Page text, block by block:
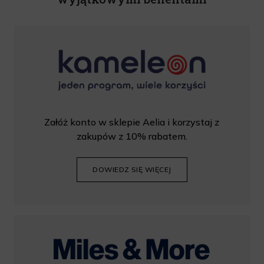
Załóż konto w sklepie Aelia i korzystaj z
zakupów z 10% rabatem.
DOWIEDZ SIĘ WIĘCEJ